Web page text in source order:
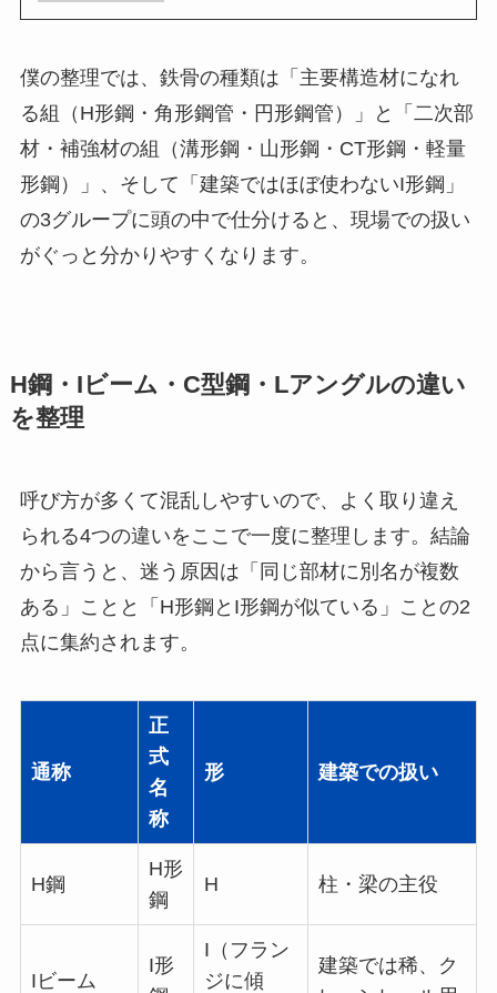
僕の整理では、鉄骨の種類は「主要構造材になれ
る組（H形鋼・角形鋼管・円形鋼管）」と「二次部
材・補強材の組（溝形鋼・山形鋼・CT形鋼・軽量
形鋼）」、そして「建築ではほぼ使わないI形鋼」
の3グループに頭の中で仕分けると、現場での扱い
がぐっと分かりやすくなります。
H鋼・Iビーム・C型鋼・Lアングルの違い
を整理
呼び方が多くて混乱しやすいので、よく取り違え
られる4つの違いをここで一度に整理します。結論
から言うと、迷う原因は「同じ部材に別名が複数
ある」ことと「H形鋼とI形鋼が似ている」ことの2
点に集約されます。
通称
正
式
名
称
形 建築での扱い
H鋼
H形
鋼
H 柱・梁の主役
Iビーム
I形
I（フラン
ジに傾
建築では稀、ク